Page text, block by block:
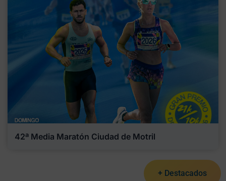
42ª Media Maratón Ciudad de Motril
+ Destacados